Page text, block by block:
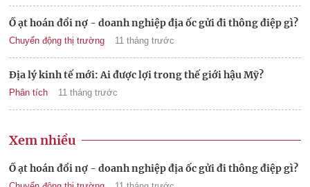
Ồ ạt hoán đổi nợ - doanh nghiệp địa ốc gửi đi thông điệp gì?
Chuyển động thị trường 11 tháng trước
Địa lý kinh tế mới: Ai được lợi trong thế giới hậu Mỹ?
Phân tích 11 tháng trước
Xem nhiều
Ồ ạt hoán đổi nợ - doanh nghiệp địa ốc gửi đi thông điệp gì?